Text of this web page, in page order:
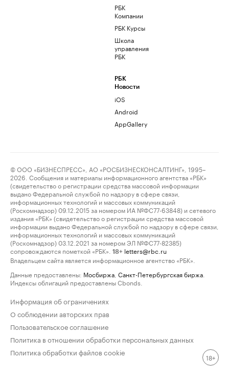
РБК
Компании
РБК Курсы
Школа
управления
РБК
РБК
Новости
iOS
Android
AppGallery
© ООО «БИЗНЕСПРЕСС», АО «РОСБИЗНЕСКОНСАЛТИНГ», 1995–
2026. Сообщения и материалы информационного агентства «РБК»
(свидетельство о регистрации средства массовой информации
выдано Федеральной службой по надзору в сфере связи,
информационных технологий и массовых коммуникаций
(Роскомнадзор) 09.12.2015 за номером ИА №ФС77-63848) и сетевого
издания «РБК» (свидетельство о регистрации средства массовой
информации выдано Федеральной службой по надзору в сфере связи,
информационных технологий и массовых коммуникаций
(Роскомнадзор) 03.12.2021 за номером ЭЛ №ФС77-82385)
сопровождаются пометкой «РБК».
18+ letters@rbc.ru
Владельцем сайта является информационное агентство «РБК».
Данные предоставлены: Мосбиржа Санкт-Петербургская биржа
Индексы облигаций предоставлены Cbonds.
Информация об ограничениях
О соблюдении авторских прав
Пользовательское соглашение
Политика в отношении обработки персональных данных
Политика обработки файлов cookie
18+